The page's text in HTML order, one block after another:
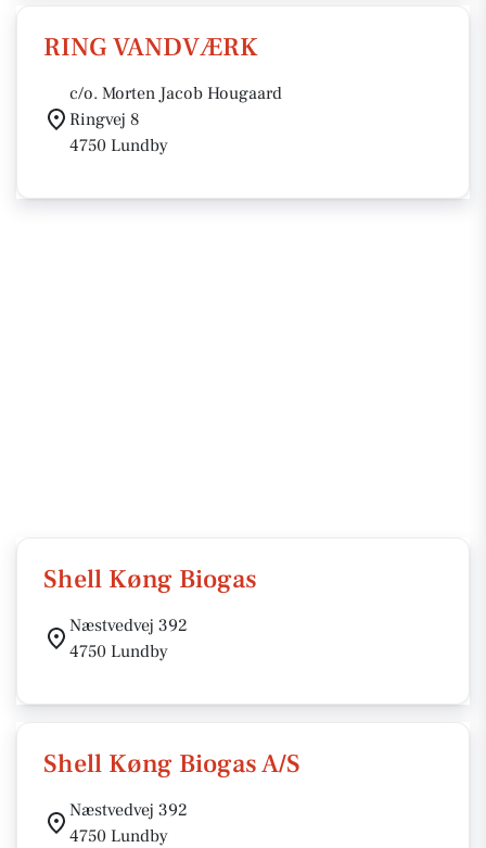
RING VANDVÆRK
c/o. Morten Jacob Hougaard
Ringvej 8
4750 Lundby
Shell Køng Biogas
Næstvedvej 392
4750 Lundby
Shell Køng Biogas A/S
Næstvedvej 392
4750 Lundby